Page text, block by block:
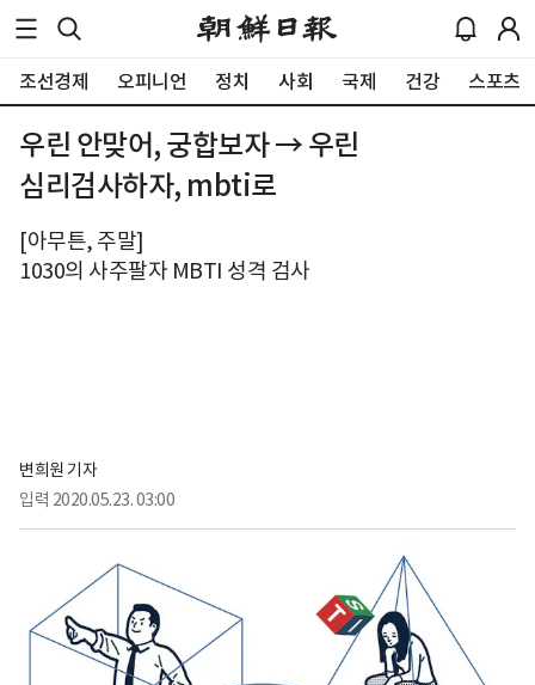
조선경제 오피니언 정치 사회 국제 건강 스포츠
우린 안맞어, 궁합보자 → 우린
심리검사하자, mbti로
[아무튼, 주말]
1030의 사주팔자 MBTI 성격 검사
변희원 기자
입력 2020.05.23. 03:00